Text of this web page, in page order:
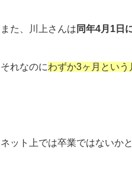
また、川上さんは 同年4月1日
それなのにわずか3ヶ月とい
ネット上では卒業ではないか